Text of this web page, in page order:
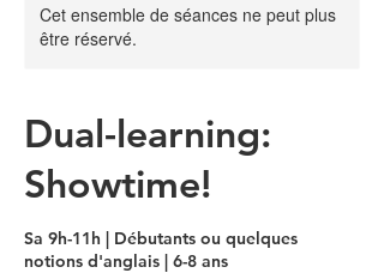
Cet ensemble de séances ne peut plus
être réservé.
Dual-learning:
Showtime!
Sa 9h-11h | Débutants ou quelques
notions d'anglais | 6-8 ans